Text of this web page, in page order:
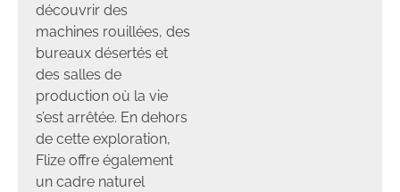
découvrir des
machines rouillées, des
bureaux désertés et
des salles de
production où la vie
s’est arrêtée. En dehors
de cette exploration,
Flize offre également
un cadre naturel